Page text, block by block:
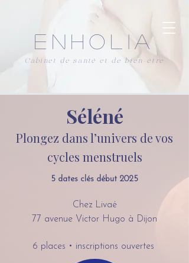
Cabinet de santé et de bien-être
ENHOLIA
Séléné
Plongez dans l’univers de vos
cycles menstruels
5 dates clés début 2025
Chez Livaé
77 avenue Victor Hugo à Dijon
6 places • inscriptions ouvertes